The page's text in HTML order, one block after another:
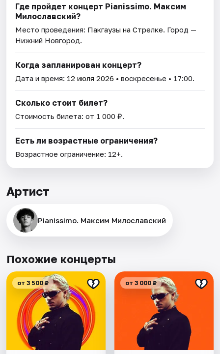
Где пройдет концерт Pianissimo. Максим
Милославский?
Место проведения: Пакгаузы на Стрелке. Город —
Нижний Новгород.
Когда запланирован концерт?
Дата и время: 12 июля 2026 • воскресенье • 17:00.
Сколько стоит билет?
Стоимость билета: от 1 000 ₽.
Есть ли возрастные ограничения?
Возрастное ограничение: 12+.
Артист
Pianissimo. Максим Милославский
Похожие концерты
от 3 500 ₽ от 3 000 ₽